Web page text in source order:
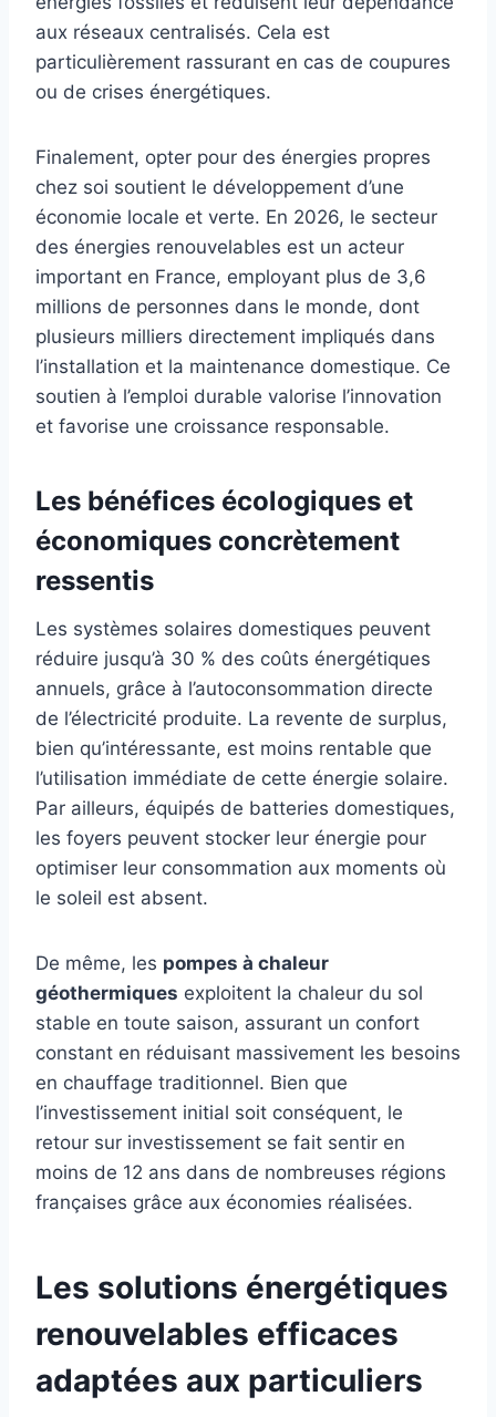
aux réseaux centralisés. Cela est
particulièrement rassurant en cas de coupures
ou de crises énergétiques.
Finalement, opter pour des énergies propres
chez soi soutient le développement d’une
économie locale et verte. En 2026, le secteur
des énergies renouvelables est un acteur
important en France, employant plus de 3,6
millions de personnes dans le monde, dont
plusieurs milliers directement impliqués dans
l’installation et la maintenance domestique. Ce
soutien à l’emploi durable valorise l’innovation
et favorise une croissance responsable.
Les bénéfices écologiques et
économiques concrètement
ressentis
Les systèmes solaires domestiques peuvent
réduire jusqu’à 30 % des coûts énergétiques
annuels, grâce à l’autoconsommation directe
de l’électricité produite. La revente de surplus,
bien qu’intéressante, est moins rentable que
l’utilisation immédiate de cette énergie solaire.
Par ailleurs, équipés de batteries domestiques,
les foyers peuvent stocker leur énergie pour
optimiser leur consommation aux moments où
le soleil est absent.
De même, les pompes à chaleur
géothermiques exploitent la chaleur du sol
stable en toute saison, assurant un confort
constant en réduisant massivement les besoins
en chauffage traditionnel. Bien que
l’investissement initial soit conséquent, le
retour sur investissement se fait sentir en
moins de 12 ans dans de nombreuses régions
françaises grâce aux économies réalisées.
Les solutions énergétiques
renouvelables efficaces
adaptées aux particuliers